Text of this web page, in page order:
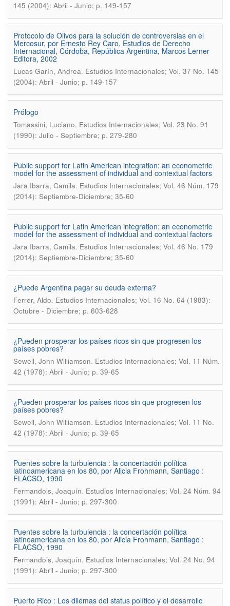
145 (2004): Abril - Junio; p. 149-157
Protocolo de Olivos para la solución de controversias en el
Mercosur, por Ernesto Rey Caro, Estudios de Derecho
Internacional, Córdoba, República Argentina, Marcos Lerner
Editora, 2002
Lucas Garín, Andrea. Estudios Internacionales; Vol. 37 No. 145
(2004): Abril - Junio; p. 149-157
Prólogo
Tomassini, Luciano. Estudios Internacionales; Vol. 23 No. 91
(1990): Julio - Septiembre; p. 279-280
Public support for Latin American integration: an econometric
model for the assessment of individual and contextual factors
Jara Ibarra, Camila. Estudios Internacionales; Vol. 46 Núm. 179
(2014): Septiembre-Diciembre; 35-60
Public support for Latin American integration: an econometric
model for the assessment of individual and contextual factors
Jara Ibarra, Camila. Estudios Internacionales; Vol. 46 No. 179
(2014): Septiembre-Diciembre; 35-60
¿Puede Argentina pagar su deuda externa?
Ferrer, Aldo. Estudios Internacionales; Vol. 16 No. 64 (1983):
Octubre - Diciembre; p. 603-628
¿Pueden prosperar los países ricos sin que progresen los
países pobres?
Sewell, John Williamson. Estudios Internacionales; Vol. 11 Núm.
42 (1978): Abril - Junio; p. 39-65
¿Pueden prosperar los países ricos sin que progresen los
países pobres?
Sewell, John Williamson. Estudios Internacionales; Vol. 11 No.
42 (1978): Abril - Junio; p. 39-65
Puentes sobre la turbulencia : la concertación política
latinoamericana en los 80, por Alicia Frohmann, Santiago :
FLACSO, 1990
Fermandois, Joaquín. Estudios Internacionales; Vol. 24 Núm. 94
(1991): Abril - Junio; p. 297-300
Puentes sobre la turbulencia : la concertación política
latinoamericana en los 80, por Alicia Frohmann, Santiago :
FLACSO, 1990
Fermandois, Joaquín. Estudios Internacionales; Vol. 24 No. 94
(1991): Abril - Junio; p. 297-300
Puerto Rico : Los dilemas del status político y el desarrollo